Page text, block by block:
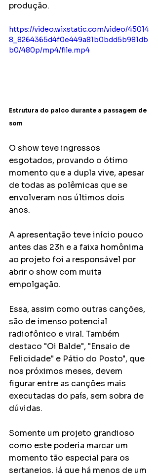
produção.
https://video.wixstatic.com/video/45014
8_8264365d4f0e449a81b0bdd5b981db
b0/480p/mp4/file.mp4
Estrutura do palco durante a passagem de
som
O show teve ingressos
esgotados, provando o ótimo
momento que a dupla vive, apesar
de todas as polêmicas que se
envolveram nos últimos dois
anos.
A apresentação teve início pouco
antes das 23h e a faixa homônima
ao projeto foi a responsável por
abrir o show com muita
empolgação.
Essa, assim como outras canções,
são de imenso potencial
radiofônico e viral. Também
destaco "Oi Balde", "Ensaio de
Felicidade" e Pátio do Posto", que
nos próximos meses, devem
figurar entre as canções mais
executadas do país, sem sobra de
dúvidas.
Somente um projeto grandioso
como este poderia marcar um
momento tão especial para os
sertanejos, já que há menos de um